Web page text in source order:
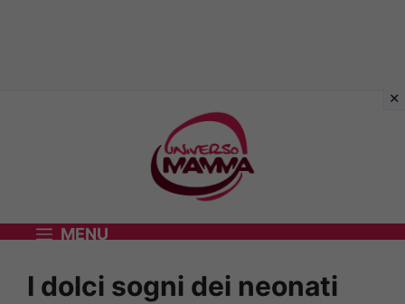
MENU
I dolci sogni dei neonati